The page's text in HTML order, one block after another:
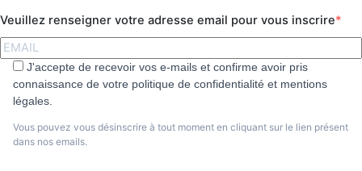
Veuillez renseigner votre adresse email pour vous inscrire
J'accepte de recevoir vos e-mails et confirme avoir pris
connaissance de votre politique de confidentialité et mentions
légales.
Vous pouvez vous désinscrire à tout moment en cliquant sur le lien présent
dans nos emails.